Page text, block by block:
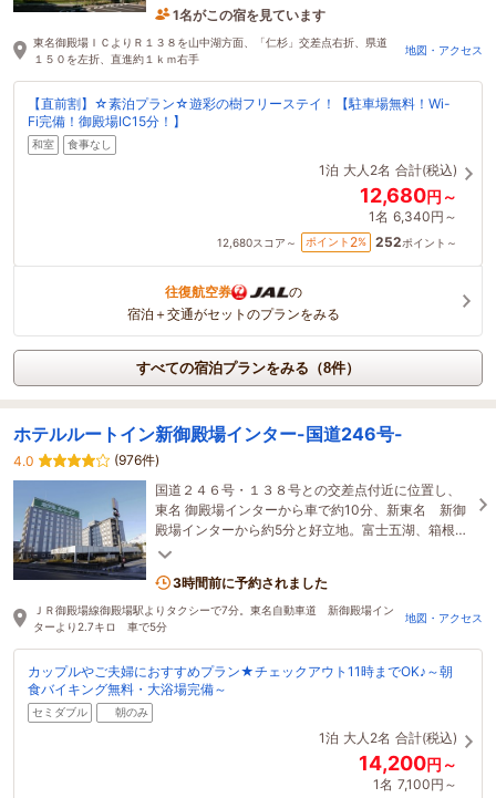
1名がこの宿を見ています
1時間前に予約されました
東名御殿場ＩＣよりＲ１３８を山中湖方面、「仁杉」交差点右折、県道
１５０を左折、直進約１ｋｍ右手
地図・アクセス
【直前割】☆素泊プラン☆遊彩の樹フリーステイ！【駐車場無料！Wi-
Fi完備！御殿場IC15分！】
和室 食事なし
1泊 大人2名 合計(税込)
12,680円～
1名 6,340円～
12,680スコア～ ポイント 2% 252ポイント～
往復航空券
の
宿泊＋交通がセットのプランをみる
すべての宿泊プランをみる（8件）
ホテルルートイン新御殿場インター-国道246号-
4.0
(976件)
国道２４６号・１３８号との交差点付近に位置し、
東名 御殿場インターから車で約10分、新東名 新御
殿場インターから約5分と好立地。富士五湖、箱根な
ど観光地には車で30分と好アクセス。
3時間前に予約されました
ＪＲ御殿場線御殿場駅よりタクシーで7分。東名自動車道 新御殿場イン
ターより2.7キロ 車で5分
地図・アクセス
カップルやご夫婦におすすめプラン★チェックアウト11時までOK♪～朝
食バイキング無料・大浴場完備～
セミダブル 朝のみ
1泊 大人2名 合計(税込)
14,200円～
1名 7,100円～